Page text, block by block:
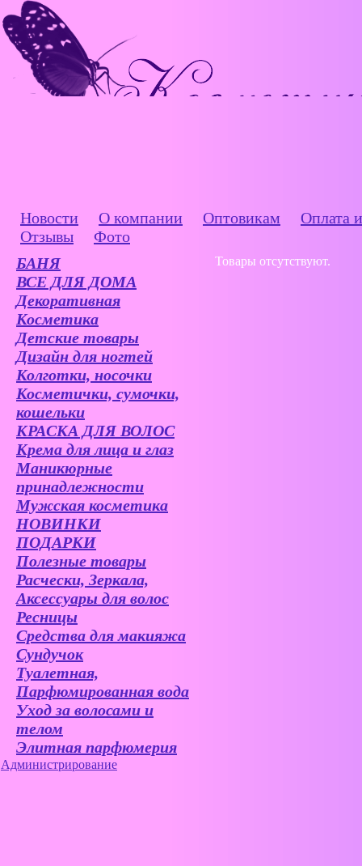
Новости О компании Оптовикам
Оплата
Отзывы
Фото
БАНЯ
ВСЕ ДЛЯ ДОМА
Декоративная
Косметика
Детские товары
Дизайн для ногтей
Колготки, носочки
Косметички, сумочки,
кошельки
КРАСКА ДЛЯ ВОЛОС
Крема для лица и глаз
Маникюрные
принадлежности
Мужская косметика
НОВИНКИ
ПОДАРКИ
Полезные товары
Расчески, Зеркала,
Аксессуары для волос
Ресницы
Средства для макияжа
Сундучок
Туалетная,
Парфюмированная вода
Уход за волосами и
телом
Элитная парфюмерия
Товары отсутствуют.
Администрирование